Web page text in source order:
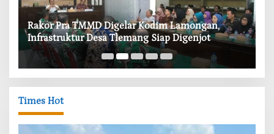
‎Rakor Pra TMMD Digelar Kodim Lamongan,
Infrastruktur Desa Tlemang Siap Digenjot
Times Hot